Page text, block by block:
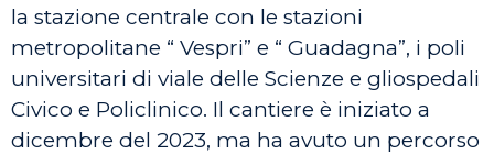
la stazione centrale con le stazioni
metropolitane “ Vespri” e “ Guadagna”, i poli
universitari di viale delle Scienze e gliospedali
Civico e Policlinico. Il cantiere è iniziato a
dicembre del 2023, ma ha avuto un percorso